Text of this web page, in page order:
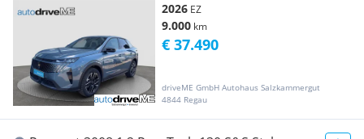
2026 EZ
9.000 km
driveME GmbH Autohaus Salzkammergut
4844 Regau
€ 37.490